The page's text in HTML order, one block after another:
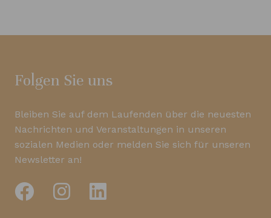
Folgen Sie uns
Bleiben Sie auf dem Laufenden über die neuesten
Nachrichten und Veranstaltungen in unseren
sozialen Medien oder melden Sie sich für unseren
Newsletter an!